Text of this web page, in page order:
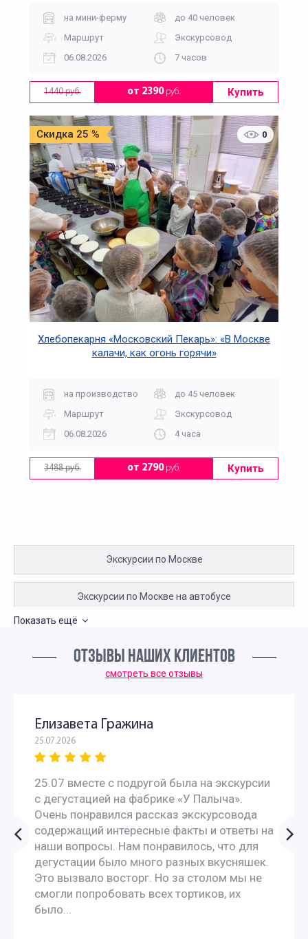
на мини-ферму
до 40 человек
Маршрут
Экскурсовод
06.08.2026
7 часов
1440 руб. от 2390руб. Купить
Скидка 25 % 0
Хлебопекарня «Московский Пекарь»: «В Москве
калачи, как огонь горячи»
на производство
до 45 человек
Маршрут
Экскурсовод
06.08.2026
4 часа
3488 руб. от 2790руб. Купить
Экскурсии по Москве
Экскурсии по Москве на автобусе
Экскурсии для детей
Развлекательные экскурсии для детей в Москве
Экскурсии по Москве для детей и родителей
Экскурсии на производство в Москве с родителями
Интересные экскурсии для школьников 10 класса
Экскурсии для школьников 11 класса
Показать ещё
ОТЗЫВЫ НАШИХ КЛИЕНТОВ
смотреть все отзывы
Елизавета Гражина
25.07.2026
25.07 вместе с подругой была на экскурсии
с дегустацией на фабрике «У Палыча».
Очень понравился рассказ экскурсовода
содержащий интересные факты и ответы на
наши вопросы. Нам понравилось, что для
дегустации было много разных вкусняшек.
Это вызвало восторг. Но за столом мы не
смогли попробовать всех тортиков, их
было...